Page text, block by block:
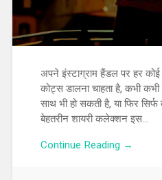
अपने इंस्टाग्राम हैंडल पर हर
कोट्स डालना चाहता है, कभी
साथ भी हो सकती है, या फिर
बेहतरीन शायरी कलेक्शन इस…
Continue Reading →